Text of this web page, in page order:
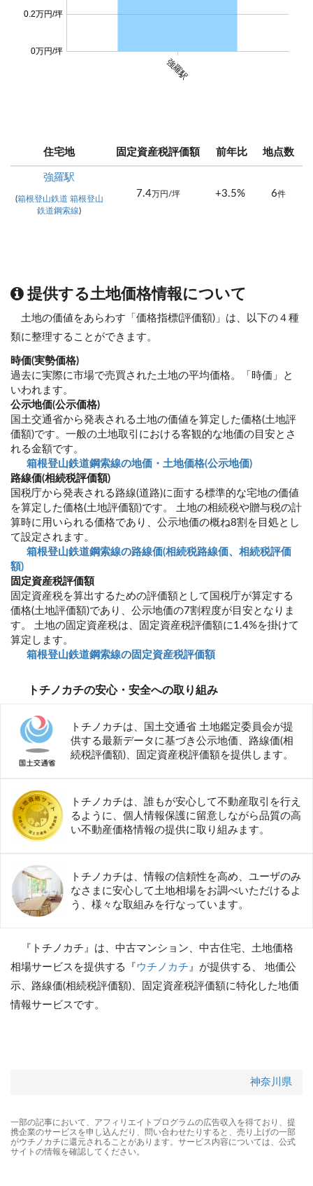
強羅駅
0万円/坪
0.2万円/坪
住宅地 固定資産税評価額 前年比 地点数
強羅駅
(箱根登山鉄道 箱根登山
鉄道鋼索線)
7.4万円/坪 +3.5% 6件
提供する土地価格情報について
土地の価値をあらわす「価格指標(評価額)」は、以下の４種
類に整理することができます。
時価(実勢価格)
過去に実際に市場で売買された土地の平均価格。「時価」と
いわれます。
公示地価(公示価格)
国土交通省から発表される土地の価値を算定した価格(土地評
価額)です。一般の土地取引における客観的な地価の目安とさ
れる金額です。
箱根登山鉄道鋼索線の地価・土地価格(公示地価)
路線価(相続税評価額)
国税庁から発表される路線(道路)に面する標準的な宅地の価値
を算定した価格(土地評価額)です。 土地の相続税や贈与税の計
算時に用いられる価格であり、公示地価の概ね8割を目処とし
て設定されます。
箱根登山鉄道鋼索線の路線価(相続税路線価、相続税評価
額)
固定資産税評価額
固定資産税を算出するための評価額として国税庁が算定する
価格(土地評価額)であり、公示地価の7割程度が目安となりま
す。 土地の固定資産税は、固定資産税評価額に1.4%を掛けて
算定します。
箱根登山鉄道鋼索線の固定資産税評価額
トチノカチの安心・安全への取り組み
トチノカチは、国土交通省 土地鑑定委員会が提
供する最新データに基づき公示地価、路線価(相
続税評価額)、固定資産税評価額を提供します。
トチノカチは、誰もが安心して不動産取引を行え
るように、個人情報保護に留意しながら品質の高
い不動産価格情報の提供に取り組みます。
トチノカチは、情報の信頼性を高め、ユーザのみ
なさまに安心して土地相場をお調べいただけるよ
う、様々な取組みを行なっています。
『トチノカチ』は、中古マンション、中古住宅、土地価格
相場サービスを提供する『 ウチノカチ 』が提供する、 地価公
示、路線価(相続税評価額)、固定資産税評価額に特化した地価
情報サービスです。
神奈川県
一部の記事において、アフィリエイトプログラムの広告収入を得ており、提
携企業のサービスを申し込んだり、問い合わせたりすると、売り上げの一部
がウチノカチに還元されることがあります。サービス内容については、公式
サイトの情報を確認してください。